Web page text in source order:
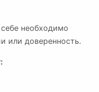
необходимо
или доверенность.